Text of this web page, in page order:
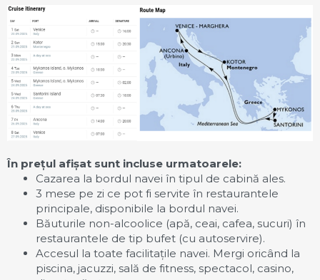
În prețul afișat sunt incluse urmatoarele:
Cazarea la bordul navei în tipul de cabină ales.
3 mese pe zi ce pot fi servite în restaurantele
principale, disponibile la bordul navei.
Băuturile non-alcoolice (apă, ceai, cafea, sucuri) în
restaurantele de tip bufet (cu autoservire).
Accesul la toate facilitațile navei. Mergi oricând la
piscina, jacuzzi, sală de fitness, spectacol, casino,